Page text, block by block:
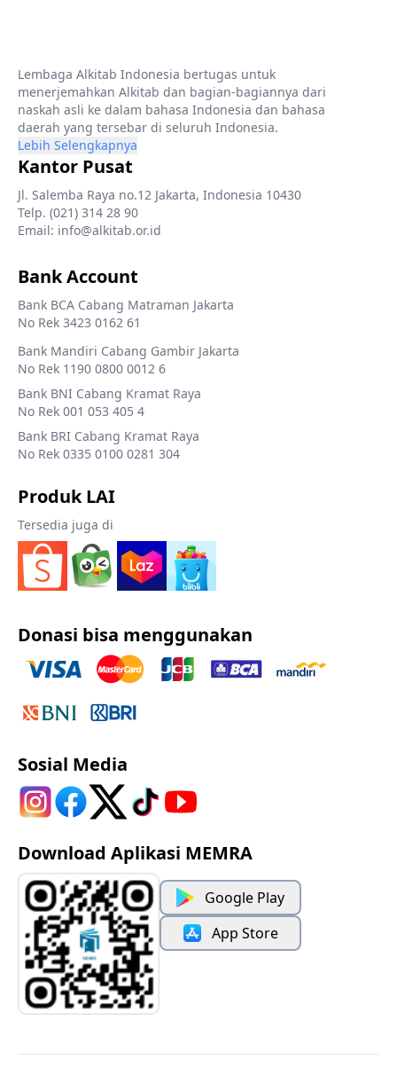
Lembaga Alkitab Indonesia bertugas untuk
menerjemahkan Alkitab dan bagian-bagiannya dari
naskah asli ke dalam bahasa Indonesia dan bahasa
daerah yang tersebar di seluruh Indonesia.
Lebih Selengkapnya
Kantor Pusat
Jl. Salemba Raya no.12 Jakarta, Indonesia 10430
Telp. (021) 314 28 90
Email: info@alkitab.or.id
Bank Account
Bank BCA Cabang Matraman Jakarta
No Rek 3423 0162 61
Bank Mandiri Cabang Gambir Jakarta
No Rek 1190 0800 0012 6
Bank BNI Cabang Kramat Raya
No Rek 001 053 405 4
Bank BRI Cabang Kramat Raya
No Rek 0335 0100 0281 304
Produk LAI
Tersedia juga di
Donasi bisa menggunakan
Sosial Media
Download Aplikasi MEMRA
Google Play
App Store